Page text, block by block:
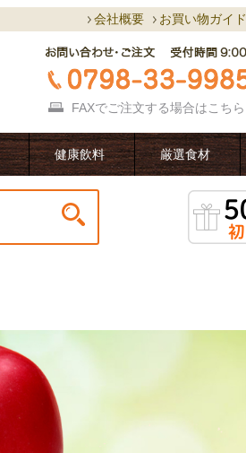
会社概要 お買い物ガイド
FAXでご注文する場合は こちら
健康飲料 厳選食材